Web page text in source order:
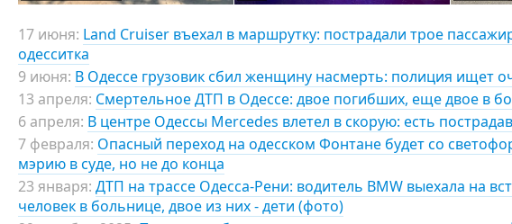
17 июня: Land Cruiser въехал в маршрутку: пострадали трое
одесситка
9 июня: В Одессе грузовик сбил женщину насмерть: полиция ищет
13 апреля: Смертельное ДТП в Одессе: двое погибших, еще двое в
6 апреля: В центре Одессы Mercedes влетел в скорую: есть
7 февраля: Опасный переход на одесском Фонтане будет со
мэрию в суде, но не до конца
23 января: ДТП на трассе Одесса-Рени: водитель BMW выехала на
человек в больнице, двое из них - дети (фото)